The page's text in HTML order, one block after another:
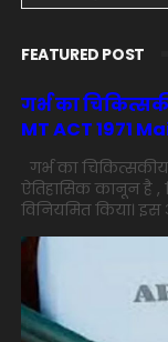
FEATURED POST
गर्भ का
MT ACT 1971
गर्भ का
ऐतिहासिक कानून है
विनियमित किया। इस